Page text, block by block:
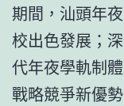
期間，汕頭年
校出色發展；
代年夜學軌制
戰略競爭新優